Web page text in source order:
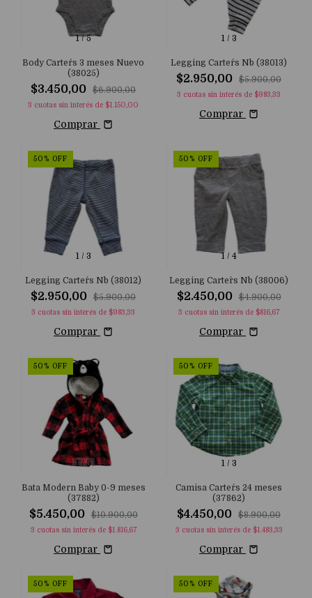
1/5
Body Carter´s 3 meses Nuevo
(38025)
$3.450,00 $6.900,00
3 cuotas sin interés de $1.150,00
Comprar
1/ 3
Legging Carter´s Nb (38013)
$2.950,00 $5.900,00
3 cuotas sin interés de $983,33
Comprar
1/ 3
50 % OFF
Legging Carter´s Nb (38012)
$2.950,00 $5.900,00
3 cuotas sin interés de $983,33
Comprar
1/ 4
50 % OFF
Legging Carter`s Nb (38006)
$2.450,00 $4.900,00
3 cuotas sin interés de $816,67
Comprar
1/5
50 % OFF
Bata Modern Baby 0-9 meses
(37882)
$5.450,00 $10.900,00
3 cuotas sin interés de $1.816,67
Comprar
1/ 3
50 % OFF
Camisa Carter´s 24 meses
(37862)
$4.450,00 $8.900,00
3 cuotas sin interés de $1.483,33
Comprar
50 % OFF 50 % OFF